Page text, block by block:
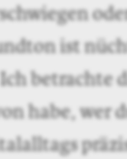
ist
betrachte
habe, wer